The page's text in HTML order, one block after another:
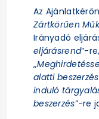
Az
Zártkörűen
Irányadó
eljárásrend”-
„
alatti beszerzés
induló
beszerzés”-re